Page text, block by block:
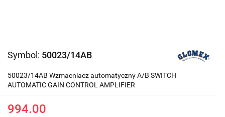
Symbol: 50023/14AB
50023/14AB Wzmacniacz automatyczny A/B SWITCH
AUTOMATIC GAIN CONTROL AMPLIFIER
994.00